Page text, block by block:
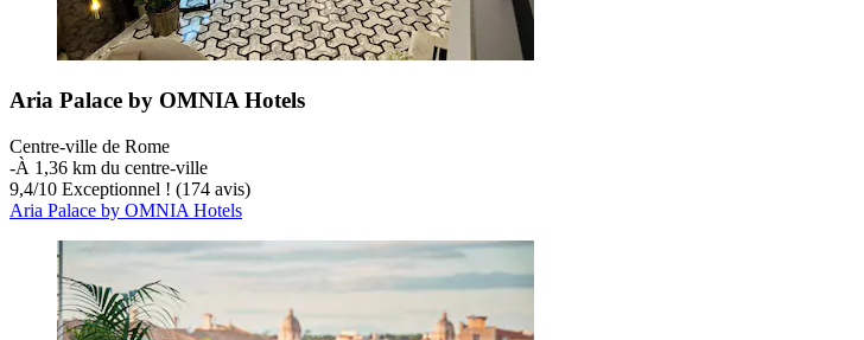
Aria Palace by OMNIA Hotels
Centre-ville de Rome
‐À 1,36 km du centre-ville
9,4/10 Exceptionnel ! (174 avis)
Aria Palace by OMNIA Hotels